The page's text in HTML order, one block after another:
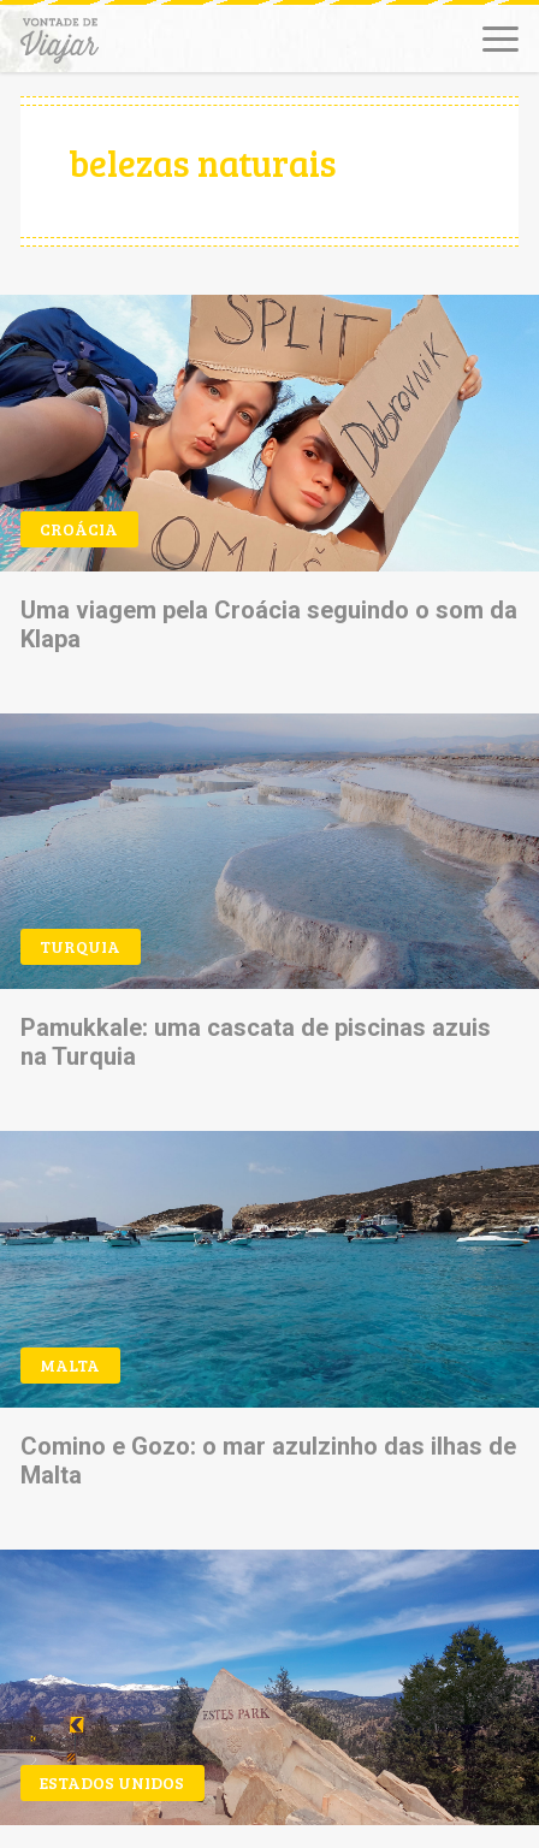
belezas naturais
CROÁCIA
Uma viagem pela Croácia seguindo o som da
Klapa
TURQUIA
Pamukkale: uma cascata de piscinas azuis
na Turquia
MALTA
Comino e Gozo: o mar azulzinho das ilhas de
Malta
ESTADOS UNIDOS